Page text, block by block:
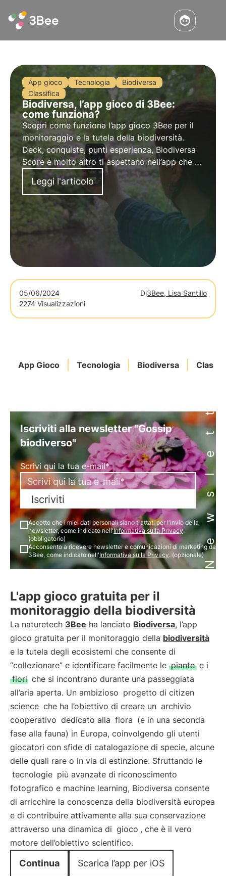
App gioco Tecnologia
Biodiversa
Classifica
Biodiversa, l’app gioco di 3Bee:
come funziona?
Scopri come funziona l’app gioco 3Bee per il
monitoraggio e la tutela della biodiversità.
Deck, conquiste, punti esperienza, Biodiversa
Score e molto altro ti aspettano nell’app che ti
permette di riconoscere le piante presenti in
natura e di giocare divertendoti.
Leggi l'articolo
05/06/2024 Di3Bee, Lisa Santillo
2274 Visualizzazioni
App Gioco Tecnologia Biodiversa Newsletter
Iscriviti alla newsletter "Gossip
biodiverso"
Scrivi qui la tua e-mail*
Iscriviti
Accetto che i miei dati personali siano trattati per l'invio della
newsletter, come indicato nell'Informativa sulla Privacy.
(obbligatorio)
Acconsento a ricevere newsletter e comunicazioni di marketing da
3Bee, come indicato nell'Informativa sulla Privacy. (opzionale)
L'app gioco gratuita per il
monitoraggio della biodiversità
La naturetech 3Bee ha lanciato Biodiversa, l’app
gioco gratuita per il monitoraggio della biodiversità
e la tutela degli ecosistemi che consente di
“collezionare” e identificare facilmente le piante e i
fiori che si incontrano durante una passeggiata
all’aria aperta. Un ambizioso progetto di citizen
science che ha l’obiettivo di creare un archivio
cooperativo dedicato alla flora (e in una seconda
fase alla fauna) in Europa, coinvolgendo gli utenti
giocatori con sfide di catalogazione di specie, alcune
delle quali rare o in via di estinzione. Sfruttando le
tecnologie più avanzate di riconoscimento
fotografico e machine learning, Biodiversa consente
di arricchire la conoscenza della biodiversità europea
e di contribuire attivamente alla sua conservazione
attraverso una dinamica di gioco , che è il vero
motore dell’obiettivo scientifico.
Continua Scarica l’app per iOS